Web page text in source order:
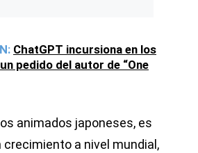
ChatGPT incursiona en los
pedido del autor de “One
animados japoneses, es
crecimiento a nivel mundial,